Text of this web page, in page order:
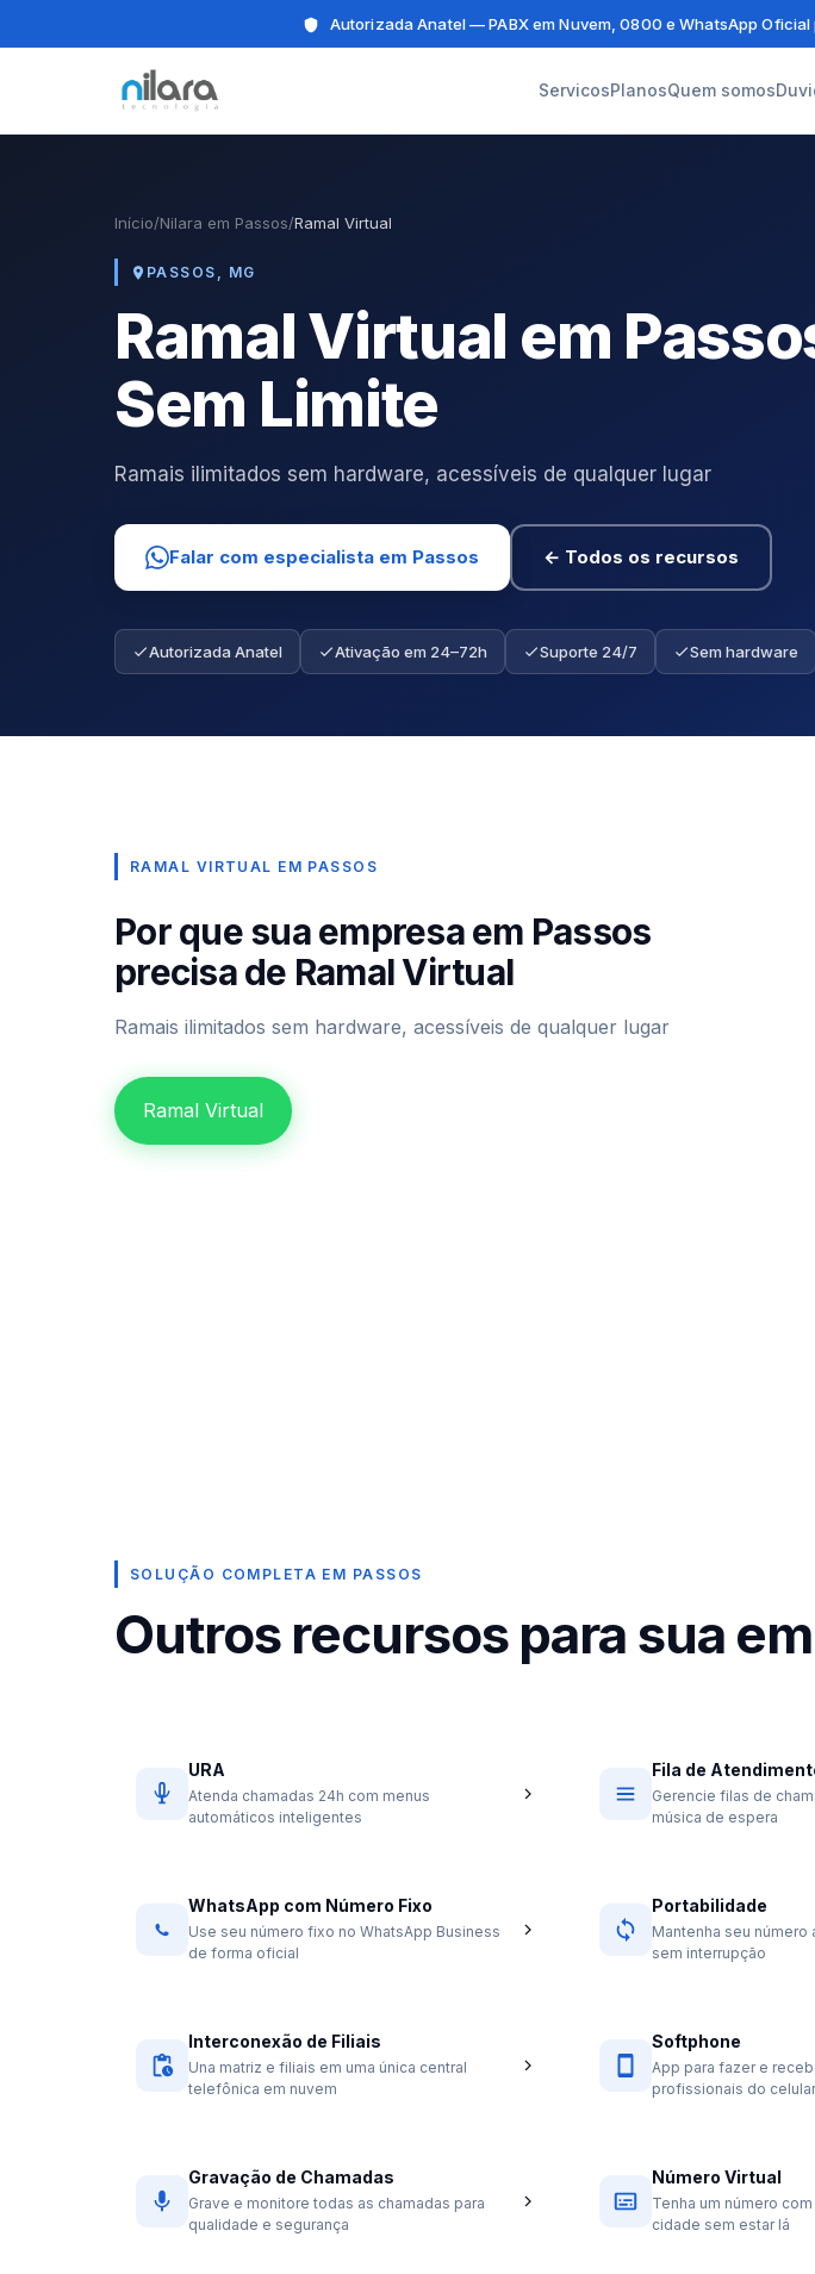
Autorizada Anatel — PABX em Nuvem, 0800 e WhatsApp Oficial
ServicosPlanosQuem somos
Início/Nilara em Passos/Ramal Virtual
PASSOS, MG
Ramal Virtual em
Sem Limite
Ramais ilimitados sem hardware, acessíveis de qualquer lugar
Falar com especialista em Passos ← Todos os recursos
Autorizada Anatel Ativação em 24–72h Suporte 24/7 Sem hardware
RAMAL VIRTUAL EM PASSOS
Por que sua empresa em Passos
precisa de Ramal Virtual
Ramais ilimitados sem hardware, acessíveis de qualquer lugar
Ramal Virtual
SOLUÇÃO COMPLETA EM PASSOS
Outros recursos para sua
URA
Atenda chamadas 24h com menus
automáticos inteligentes
Fila de
Gerencie filas de
música de espera
WhatsApp com Número Fixo
Use seu número fixo no WhatsApp Business
de forma oficial
Portabilidade
Mantenha seu
sem interrupção
Interconexão de Filiais
Una matriz e filiais em uma única central
telefônica em nuvem
Softphone
App para fazer e
profissionais do
Gravação de Chamadas
Grave e monitore todas as chamadas para
qualidade e segurança
Número Virtual
Tenha um número
cidade sem estar lá